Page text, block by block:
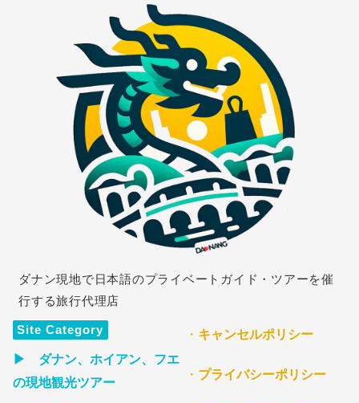
ダナン現地で日本語のプライベートガイド・ツアーを催
行する旅行代理店
Site Category
▶ ダナン、ホイアン、フエ
の現地観光ツアー
・ キャンセルポリシー
・ プライバシーポリシー